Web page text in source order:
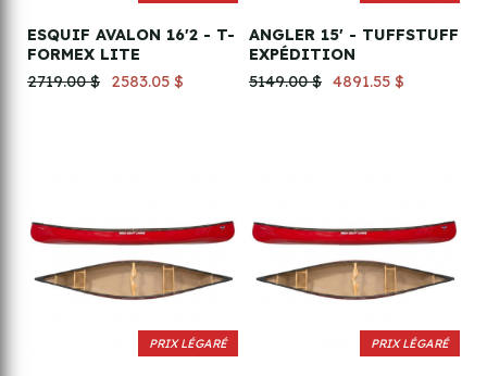
ESQUIF AVALON 16'2 - T-
FORMEX LITE
2719.00 $
2583.05 $
ANGLER 15' - TUFFSTUFF
EXPÉDITION
5149.00 $ 4891.55 $
PRIX LÉGARÉ PRIX LÉGARÉ